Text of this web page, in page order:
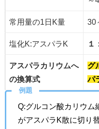
常用量の1日K量 30
塩化K:アスパラK １
アスパラカリウムへ
の換算式
グ
パ
例題
Q:グルコン酸カリウム
がアスパラK散に切り